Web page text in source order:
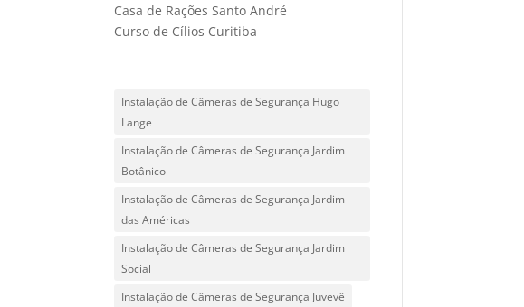
Casa de Rações Santo André
Curso de Cílios Curitiba
Instalação de Câmeras de Segurança Hugo
Lange
Instalação de Câmeras de Segurança Jardim
Botânico
Instalação de Câmeras de Segurança Jardim
das Américas
Instalação de Câmeras de Segurança Jardim
Social
Instalação de Câmeras de Segurança Juvevê